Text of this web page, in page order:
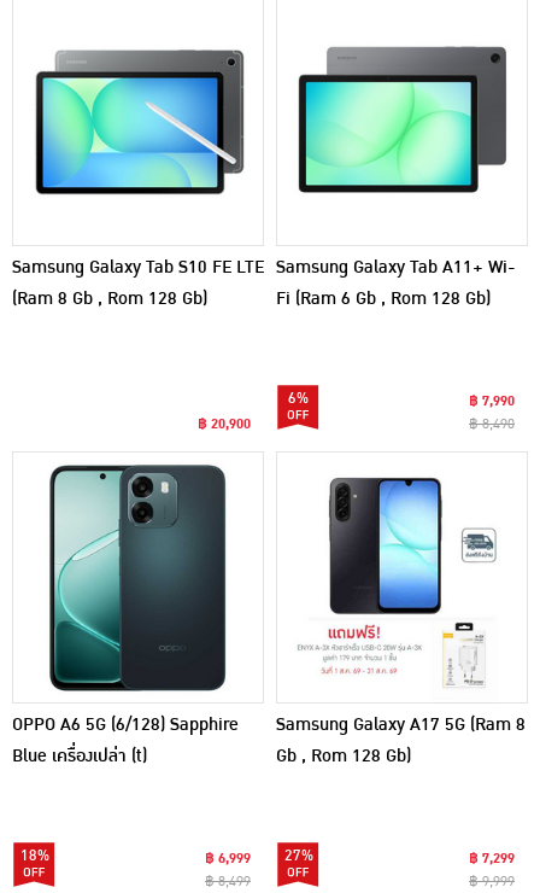
Samsung Galaxy Tab S10 FE LTE
(Ram 8 Gb , Rom 128 Gb)
฿ 20,900
Samsung Galaxy Tab A11+ Wi-
Fi (Ram 6 Gb , Rom 128 Gb)
6%
฿ 7,990
฿ 8,490
OPPO A6 5G (6/128) Sapphire
Blue เครื่องเปล่า (t)
18%
฿ 6,999
฿ 8,499
Samsung Galaxy A17 5G (Ram 8
Gb , Rom 128 Gb)
27%
฿ 7,299
฿ 9,999